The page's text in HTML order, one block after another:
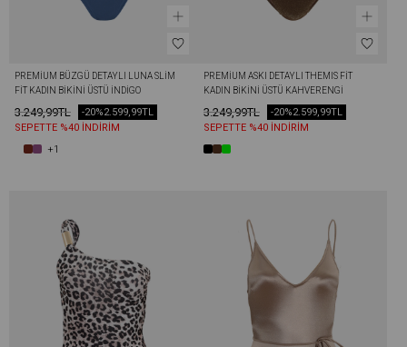
PREMIUM BÜZGÜ DETAYLI LUNA SLIM
FIT KADIN BIKINI ÜSTÜ İNDIGO
3.249,99TL 2.599,99TL
-20%
SEPETTE %40 İNDİRİM
+1
PREMIUM ASKI DETAYLI THEMIS FIT
KADIN BIKINI ÜSTÜ KAHVERENGI
3.249,99TL 2.599,99TL
-20%
SEPETTE %40 İNDİRİM